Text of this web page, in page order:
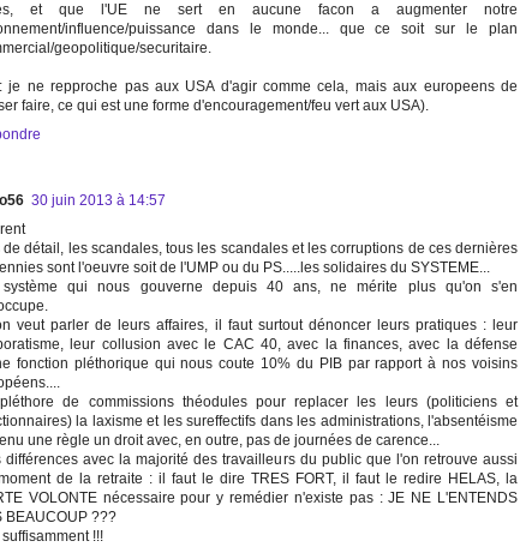
et que l'UE ne sert en aucune facon a augmenter notre
influence/puissance dans le monde... que ce soit sur le plan
geopolitique/securitaire.
je ne repproche pas aux USA d'agir comme cela, mais aux europeens de
faire, ce qui est une forme d'encouragement/feu vert aux USA).
30 juin 2013 à 14:57
de détail, les scandales, tous les scandales et les corruptions de ces dernières
sont l'oeuvre soit de l'UMP ou du PS.....les solidaires du SYSTEME...
qui nous gouverne depuis 40 ans, ne mérite plus qu'on s'en
veut parler de leurs affaires, il faut surtout dénoncer leurs pratiques : leur
leur collusion avec le CAC 40, avec la finances, avec la défense
fonction pléthorique qui nous coute 10% du PIB par rapport à nos voisins
de commissions théodules pour replacer les leurs (politiciens et
la laxisme et les sureffectifs dans les administrations, l'absentéisme
une règle un droit avec, en outre, pas de journées de carence...
différences avec la majorité des travailleurs du public que l'on retrouve aussi
de la retraite : il faut le dire TRES FORT, il faut le redire HELAS, la
VOLONTE nécessaire pour y remédier n'existe pas : JE NE L'ENTENDS
BEAUCOUP ???
!!!